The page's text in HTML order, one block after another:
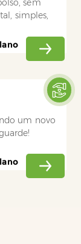
sem
simples,
um novo